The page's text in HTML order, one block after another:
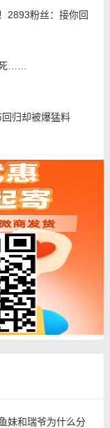
2893粉丝：接你回
……
回归却被爆猛料
妹和瑞爷为什么分